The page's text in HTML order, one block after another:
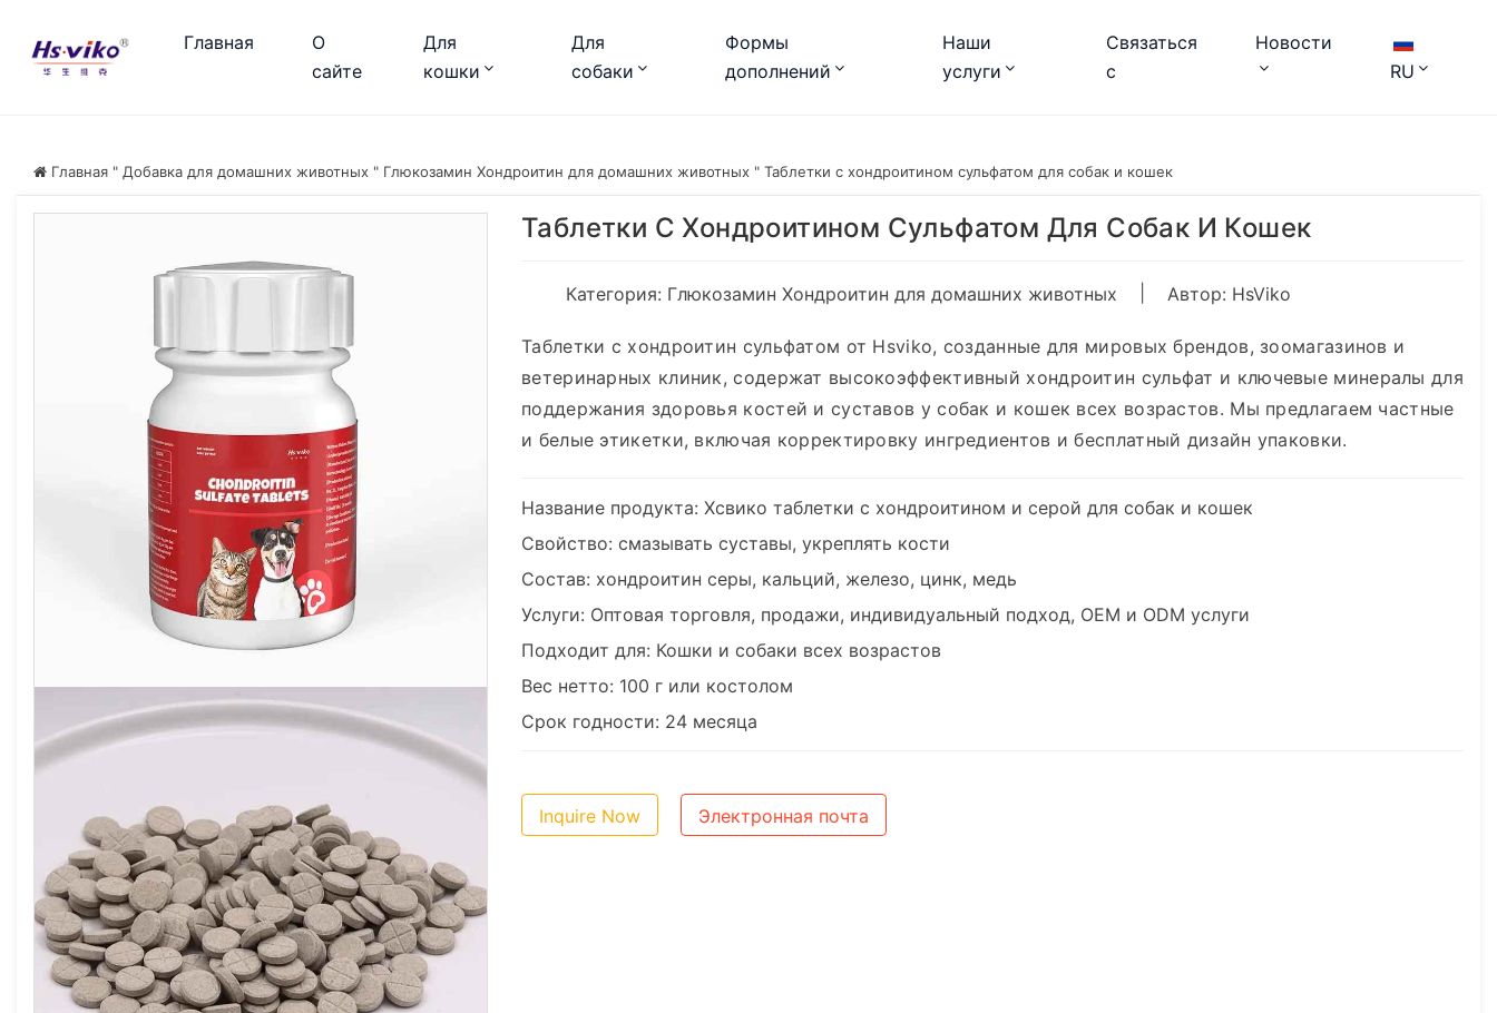
Главная
О
сайте
Для
кошки
Для
собаки
Формы
дополнений
Наши
услуги
Связаться
с
Новости
RU
Главная " Добавка для домашних животных " Глюкозамин Хондроитин для домашних животных " Таблетки с хондроитином сульфатом для собак и кошек
Таблетки С Хондроитином Сульфатом Для Собак И Кошек
Категория: Глюкозамин Хондроитин для домашних животных Автор: HsViko
Таблетки с хондроитин сульфатом от Hsviko, созданные для мировых брендов, зоомагазинов и
ветеринарных клиник, содержат высокоэффективный хондроитин сульфат и ключевые минералы для
поддержания здоровья костей и суставов у собак и кошек всех возрастов. Мы предлагаем частные
и белые этикетки, включая корректировку ингредиентов и бесплатный дизайн упаковки.
Название продукта: Хсвико таблетки с хондроитином и серой для собак и кошек
Свойство: смазывать суставы, укреплять кости
Состав: хондроитин серы, кальций, железо, цинк, медь
Услуги: Оптовая торговля, продажи, индивидуальный подход, OEM и ODM услуги
Подходит для: Кошки и собаки всех возрастов
Вес нетто: 100 г или костолом
Срок годности: 24 месяца
Inquire Now Электронная почта